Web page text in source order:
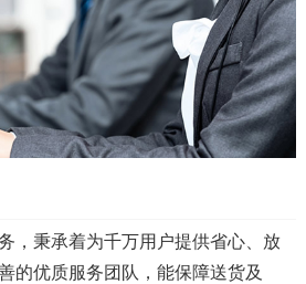
，秉承着为千万用户提供省心、放
的优质服务团队，能保障送货及